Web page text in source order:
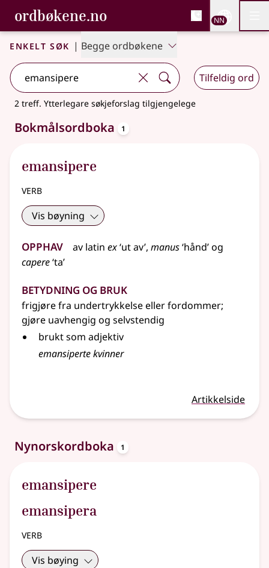
Gå til hovudinnhald
Tilgjenge
ordbøkene.no, Bokmålsordboka og
Bokmålsordboka og Nynorskordboka
NN
Enkelt søk | Begge ordbøkene
Tilfeldig ord
2 treff. Ytterlegare søkjeforslag tilgjengelege
Bokmålsordboka 1
emansipere
verb
Vis bøyning
Opphav av latin ex‘ut av’, manus‘hånd’ og
capere‘ta’
Betydning og bruk
frigjøre fra undertrykkelse eller fordommer;
gjøre uavhengig og selvstendig
brukt som adjektiv
emansiperte kvinner
Artikkelside
Nynorskordboka 1
emansipere
emansipera
verb
Vis bøying